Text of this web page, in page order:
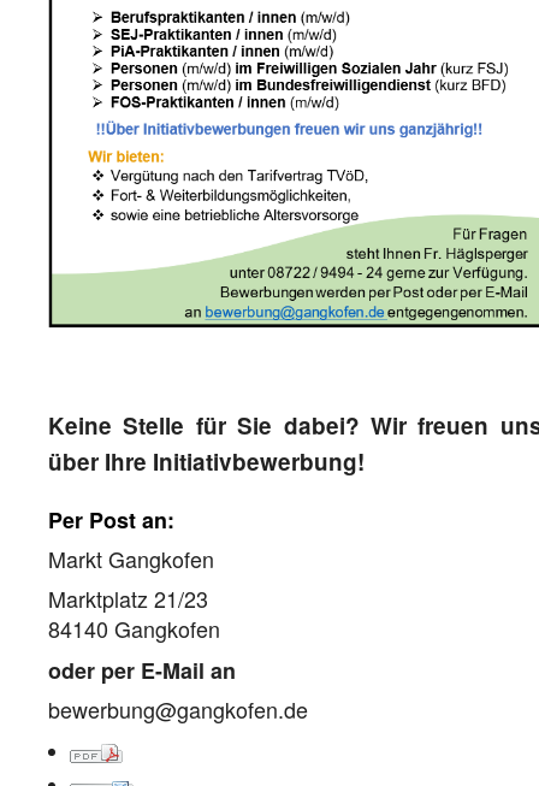
Keine Stelle für Sie dabei? Wir freuen
über Ihre Initiativbewerbung!
Per Post an:
Markt Gangkofen
Marktplatz 21/23
84140 Gangkofen
oder per E-Mail an
bewerbung@gangkofen.de